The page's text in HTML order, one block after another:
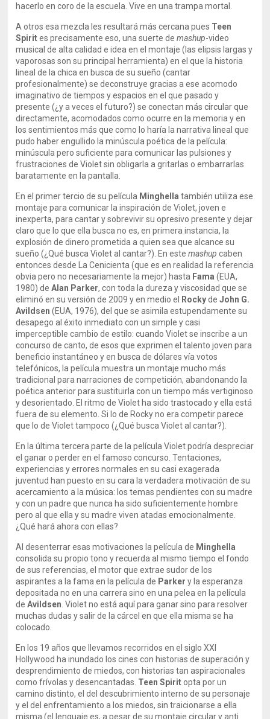
hacerlo en coro de la escuela. Vive en una trampa mortal.
A otros esa mezcla les resultará más cercana pues Teen
Spirites precisamente eso, una suerte demashup-video
musical de alta calidad e idea en el montaje (las elipsis largas y
vaporosas son su principal herramienta) en el que la historia
lineal de la chica en busca de su sueño (cantar
profesionalmente) se deconstruye gracias a ese acomodo
imaginativo de tiempos y espacios en el que pasado y
presente (¿y a veces el futuro?) se conectan más circular que
directamente, acomodados como ocurre en la memoria y en
los sentimientos más que como lo haría la narrativa lineal que
pudo haber engullido la minúscula poética de la película:
minúscula pero suficiente para comunicar las pulsiones y
frustraciones de Violet sin obligarla a gritarlas o embarrarlas
baratamente en la pantalla.
En el primer tercio de su película Minghella también utiliza ese
montaje para comunicar la inspiración de Violet, joven e
inexperta, para cantar y sobrevivir su opresivo presente y dejar
claro que lo que ella busca no es, en primera instancia, la
explosión de dinero prometida a quien sea que alcance su
sueño (¿Qué busca Violet al cantar?). En estemashup caben
entonces desde La Cenicienta (que es en realidad la referencia
obvia pero no necesariamente la mejor) hasta Fama (EUA,
1980) deAlan Parker, con toda la dureza y viscosidad que se
eliminó en su versión de 2009 y en medio el
RockydeJohn G.
Avildsen (EUA, 1976), del que se asimila estupendamente su
desapego al éxito inmediato con un simple y casi
imperceptible cambio de estilo: cuando Violet se inscribe a un
concurso de canto, de esos que exprimen el talento joven para
beneficio instantáneo y en busca de dólares vía votos
telefónicos, la película muestra un montaje mucho más
tradicional para narraciones de competición, abandonando la
poética anterior para sustituirla con un tiempo más vertiginoso
y desorientado. El ritmo de Violet ha sido trastocado y ella está
fuera de su elemento. Si lo de Rocky no era competir parece
que lo de Violet tampoco (¿Qué busca Violet al cantar?).
En la última tercera parte de la película Violet podría despreciar
el ganar o perder en el famoso concurso. Tentaciones,
experiencias y errores normales en su casi exagerada
juventud han puesto en su cara la verdadera motivación de su
acercamiento a la música: los temas pendientes con su madre
y con un padre que nunca ha sido suficientemente hombre
pero al que ella y su madre viven atadas emocionalmente.
¿Qué hará ahora con ellas?
Al desenterrar esas motivaciones la película de Minghella
consolida su propio tono y recuerda al mismo tiempo el fondo
de sus referencias, el motor que extrae sudor de los
aspirantes a la fama en la película de Parker y la esperanza
depositada no en una carrera sino en una pelea en la película
deAvildsen . Violet no está aquí para ganar sino para resolver
muchas dudas y salir de la cárcel en que ella misma se ha
colocado.
En los 19 años que llevamos recorridos en el siglo XXI
Hollywood ha inundado los cines con historias de superación y
desprendimiento de miedos, con historias tan aspiracionales
como frívolas y desencantadas. Teen Spiritopta por un
camino distinto, el del descubrimiento interno de su personaje
y el del enfrentamiento a los miedos, sin traicionarse a ella
misma (el lenguaje es, a pesar de su montaje circular y anti